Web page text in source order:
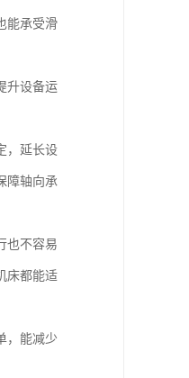
能承受滑
升设备运
，延长设
障轴向承
也不容易
床都能适
，能减少